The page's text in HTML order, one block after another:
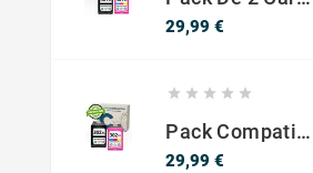
29,99 €
    
Pack Compatible Con HP 302 XL Negro Y Color - SIN NIVEL DE TINTA
29,99 €